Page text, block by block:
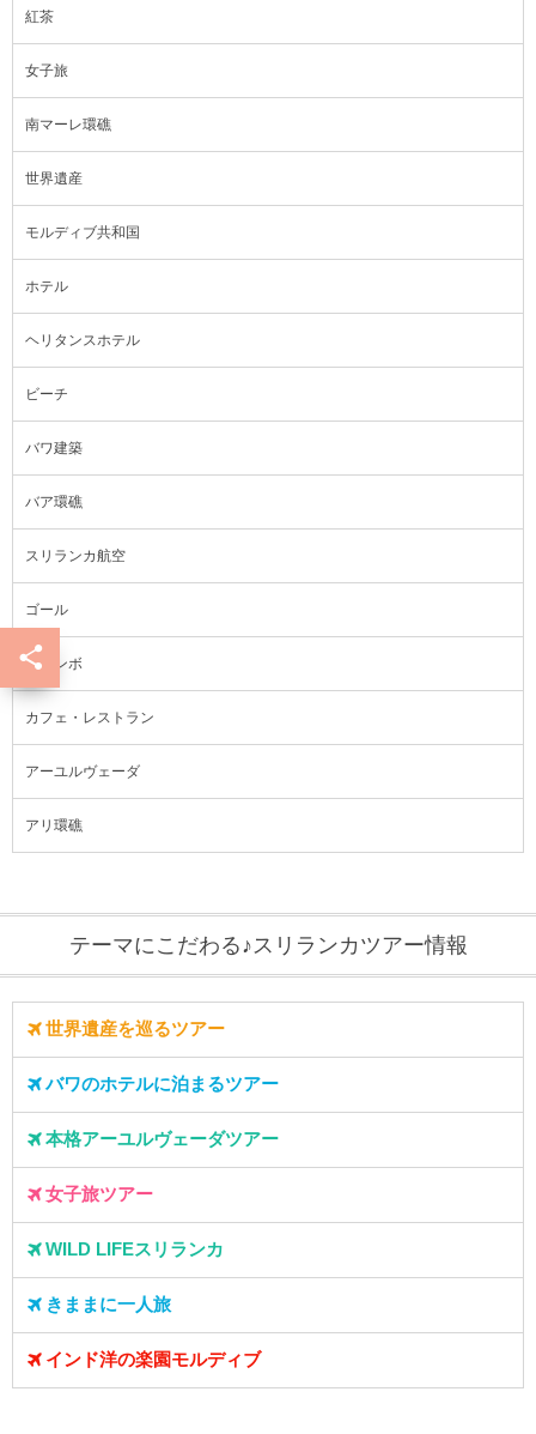
紅茶
女子旅
南マーレ環礁
世界遺産
モルディブ共和国
ホテル
ヘリタンスホテル
ビーチ
バワ建築
バア環礁
スリランカ航空
ゴール
コロンボ
カフェ・レストラン
アーユルヴェーダ
アリ環礁
テーマにこだわる♪スリランカツアー情報
世界遺産を巡るツアー
バワのホテルに泊まるツアー
本格アーユルヴェーダツアー
女子旅ツアー
WILD LIFEスリランカ
きままに一人旅
インド洋の楽園モルディブ